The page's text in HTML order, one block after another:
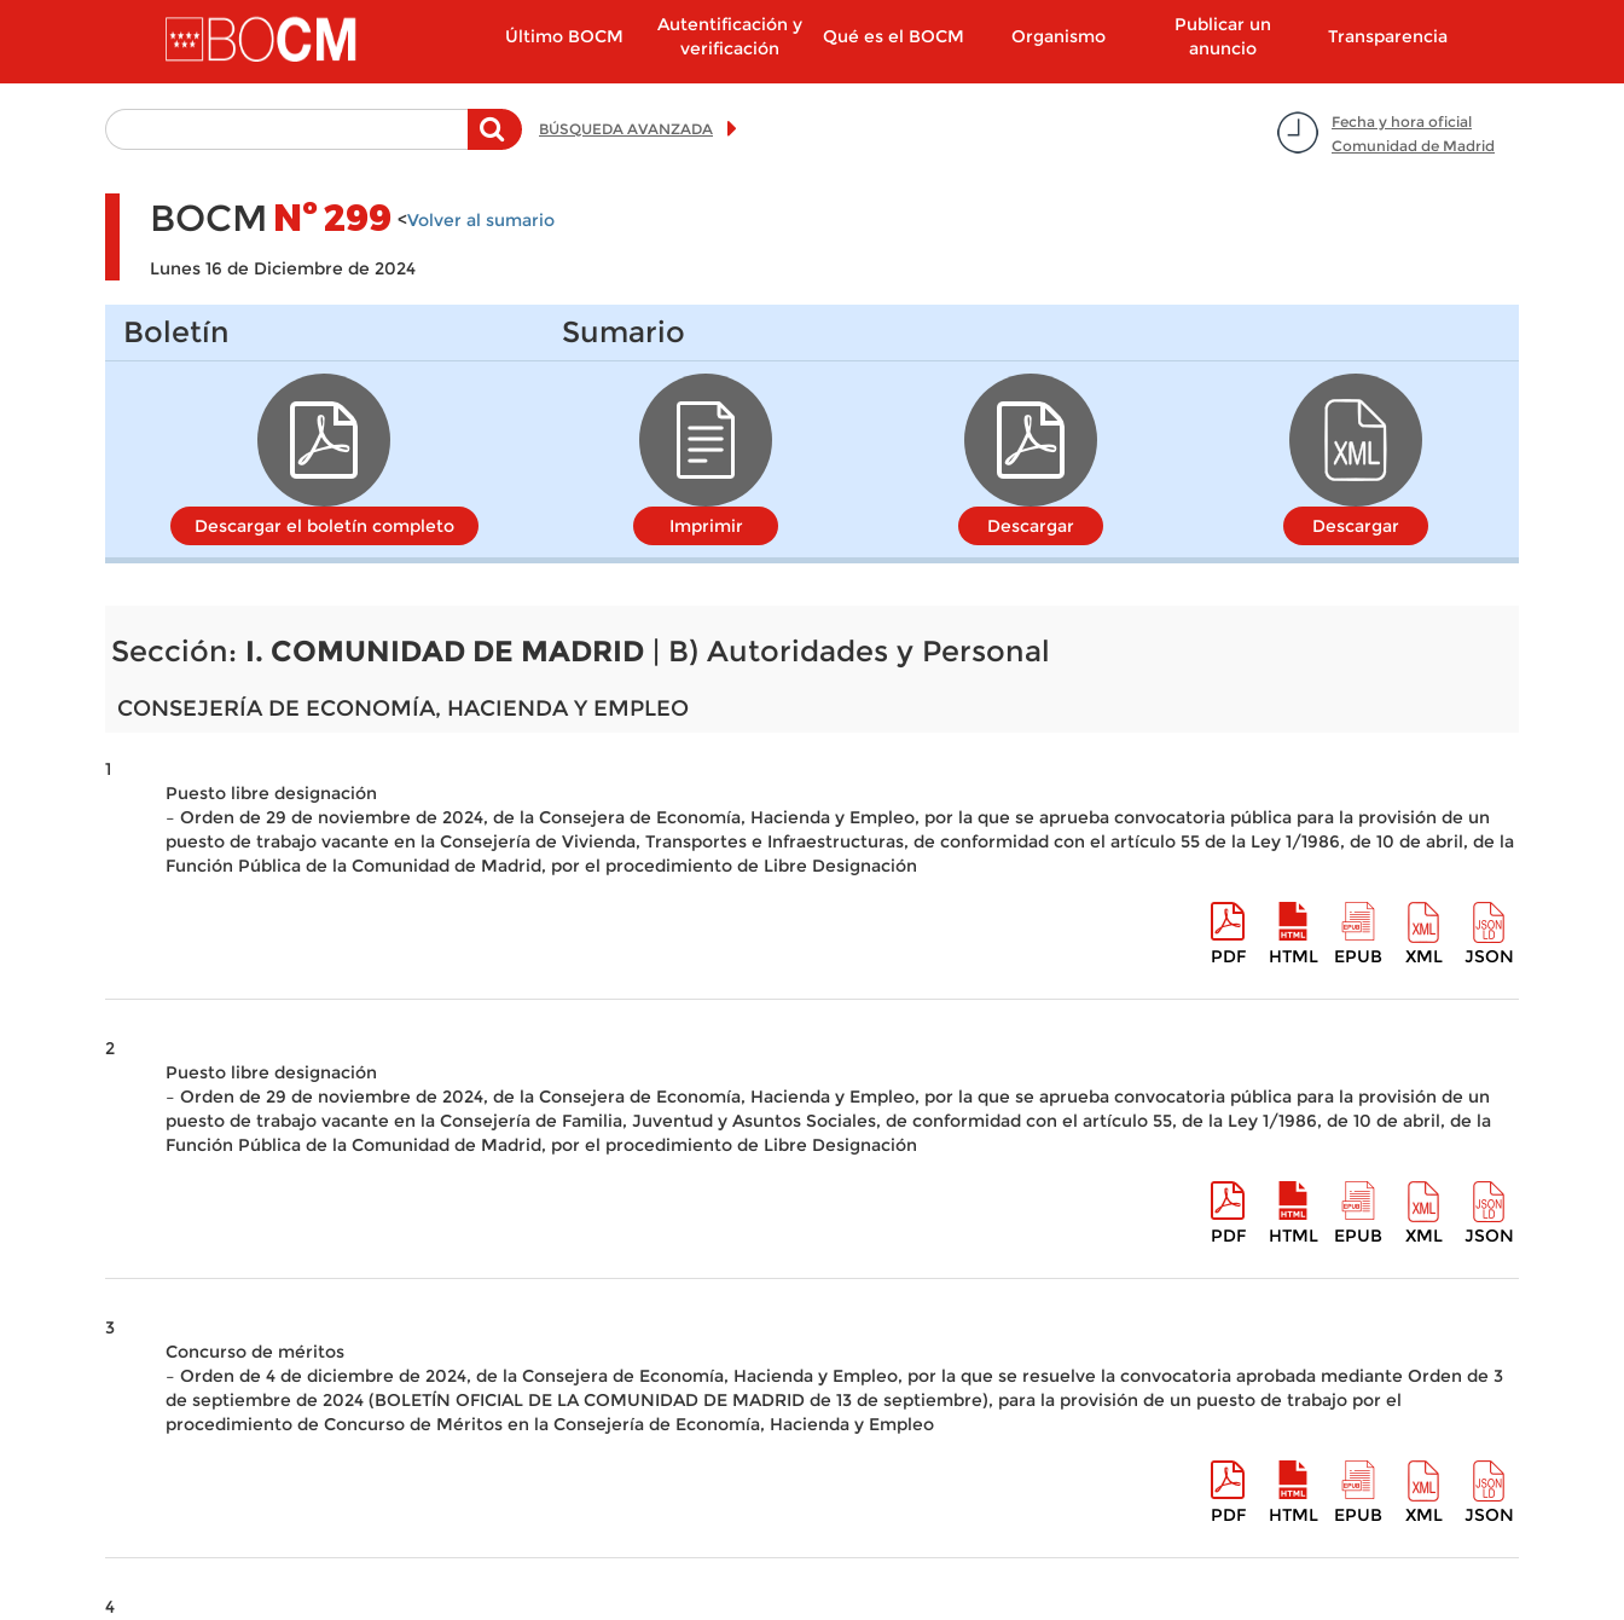
Pasar al contenido principal
Último BOCM
Autentificación y
verificación
Qué es el BOCM Organismo
Publicar un
anuncio
Transparencia
Fecha y hora oficial
Comunidad de Madrid
BÚSQUEDA AVANZADA
BOCM Nº299 <Volver al sumario
Lunes 16 de Diciembre de 2024
Boletín
Descargar el boletín completo
Sumario
Imprimir Descargar Descargar
Sección: I. COMUNIDAD DE MADRID | B) Autoridades y Personal
CONSEJERÍA DE ECONOMÍA, HACIENDA Y EMPLEO
1
Puesto libre designación
– Orden de 29 de noviembre de 2024, de la Consejera de Economía, Hacienda y Empleo, por la que se aprueba convocatoria pública para la provisión de un
puesto de trabajo vacante en la Consejería de Vivienda, Transportes e Infraestructuras, de conformidad con el artículo 55 de la Ley 1/1986, de 10 de abril, de la
Función Pública de la Comunidad de Madrid, por el procedimiento de Libre Designación
PDF HTML EPUB XML JSON
2
Puesto libre designación
– Orden de 29 de noviembre de 2024, de la Consejera de Economía, Hacienda y Empleo, por la que se aprueba convocatoria pública para la provisión de un
puesto de trabajo vacante en la Consejería de Familia, Juventud y Asuntos Sociales, de conformidad con el artículo 55, de la Ley 1/1986, de 10 de abril, de la
Función Pública de la Comunidad de Madrid, por el procedimiento de Libre Designación
PDF HTML EPUB XML JSON
3
Concurso de méritos
– Orden de 4 de diciembre de 2024, de la Consejera de Economía, Hacienda y Empleo, por la que se resuelve la convocatoria aprobada mediante Orden de 3
de septiembre de 2024 (BOLETÍN OFICIAL DE LA COMUNIDAD DE MADRID de 13 de septiembre), para la provisión de un puesto de trabajo por el
procedimiento de Concurso de Méritos en la Consejería de Economía, Hacienda y Empleo
PDF HTML EPUB XML JSON
4